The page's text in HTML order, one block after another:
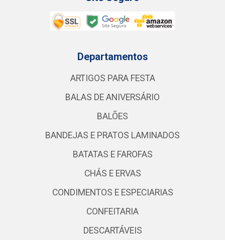
Departamentos
ARTIGOS PARA FESTA
BALAS DE ANIVERSÁRIO
BALÕES
BANDEJAS E PRATOS LAMINADOS
BATATAS E FAROFAS
CHÁS E ERVAS
CONDIMENTOS E ESPECIARIAS
CONFEITARIA
DESCARTÁVEIS